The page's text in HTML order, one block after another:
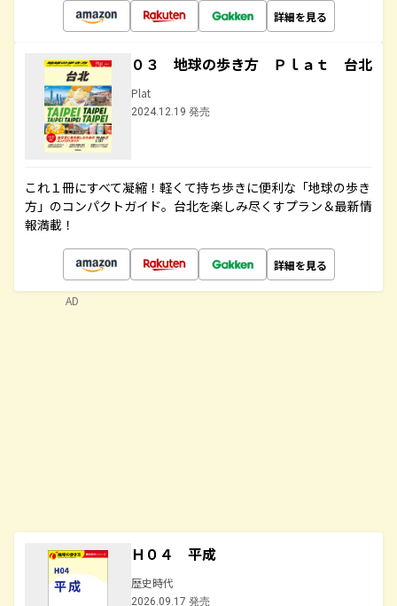
詳細を見る
０３ 地球の歩き方 Ｐｌａｔ 台北
Plat
2024.12.19 発売
これ１冊にすべて凝縮！軽くて持ち歩きに便利な「地球の歩き
方」のコンパクトガイド。台北を楽しみ尽くすプラン＆最新情
報満載！
詳細を見る
Ｈ０４ 平成
歴史時代
2026.09.17 発売
AD